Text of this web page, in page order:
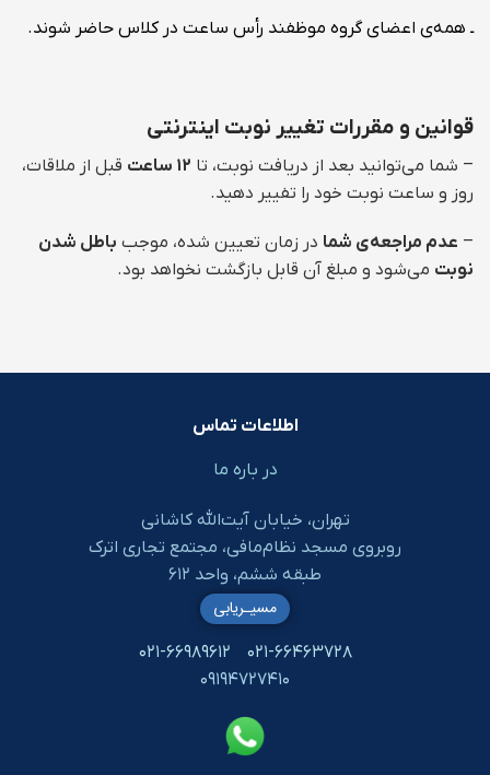
ـ همه‌ی اعضای گروه موظفند رأس ساعت در کلاس حاضر شوند.
قوانین و مقررات تغییر نوبت اینترنتی
– شما می‌توانید بعد از دریافت نوبت، تا ۱۲ ساعت
قبل از ملاقات،
روز و ساعت نوبت خود را تفییر دهید.
– عدم مراجعه‌ی شما در زمان تعیین شده، موجب باطل شدن
نوبت می‌شود و مبلغ آن قابل بازگشت نخواهد بود.
اطلاعات تماس
در باره ما
تهران، خیابان آیت‌الله کاشانی
روبروی مسجد نظام‌مافی، مجتمع تجاری اترک
طبقه ششم، واحد ۶۱۲
۰۲۱-۶۶۴۶۳۷۲۸
۰۲۱-۶۶۹۸۹۶۱۲
۰۹۱۹۴۷۲۷۴۱۰
مسیـریابی